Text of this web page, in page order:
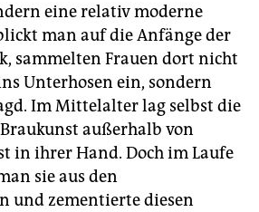
eine relativ moderne
man auf die Anfänge der
sammelten Frauen dort nicht
Unterhosen ein, sondern
Im Mittelalter lag selbst die
außerhalb von
in ihrer Hand. Doch im Laufe
sie aus den
und zementierte diesen